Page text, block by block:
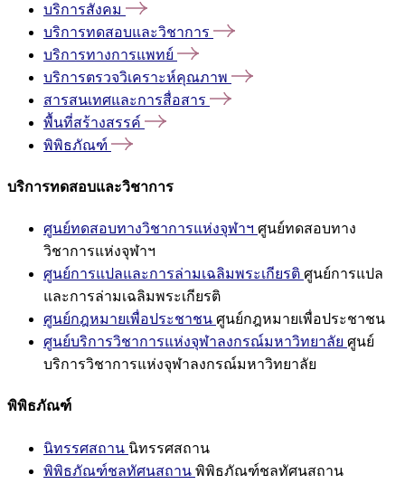
บริการสังคม
บริการทดสอบและวิชาการ
บริการทางการแพทย์
บริการตรวจวิเคราะห์คุณภาพ
สารสนเทศและการสื่อสาร
พื้นที่สร้างสรรค์
พิพิธภัณฑ์
บริการทดสอบและวิชาการ
ศูนย์ทดสอบทางวิชาการแห่งจุฬาฯ ศูนย์ทดสอบทาง
วิชาการแห่งจุฬาฯ
ศูนย์การแปลและการล่ามเฉลิมพระเกียรติ ศูนย์การแปล
และการล่ามเฉลิมพระเกียรติ
ศูนย์กฎหมายเพื่อประชาชน ศูนย์กฎหมายเพื่อประชาชน
ศูนย์บริการวิชาการแห่งจุฬาลงกรณ์มหาวิทยาลัย ศูนย์
บริการวิชาการแห่งจุฬาลงกรณ์มหาวิทยาลัย
พิพิธภัณฑ์
นิทรรศสถาน นิทรรศสถาน
พิพิธภัณฑ์ชลทัศนสถาน พิพิธภัณฑ์ชลทัศนสถาน